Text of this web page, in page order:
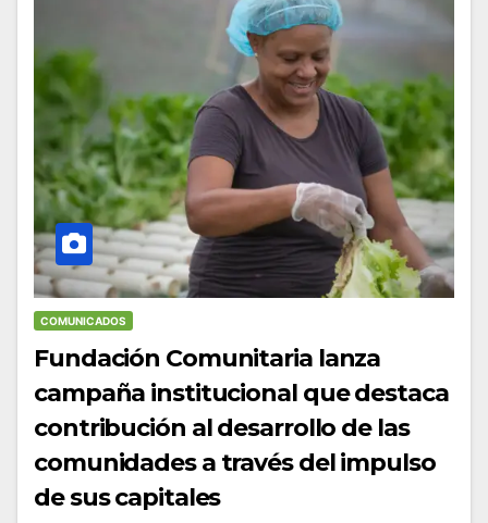
COMUNICADOS
Fundación Comunitaria lanza
campaña institucional que destaca
contribución al desarrollo de las
comunidades a través del impulso
de sus capitales